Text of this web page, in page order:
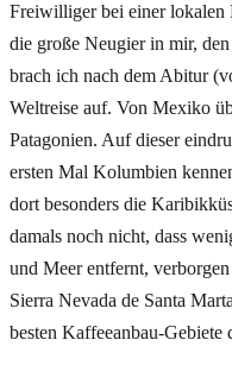
Freiwilliger bei einer lokalen
die große Neugier in mir,
brach ich nach dem Abitur
Weltreise auf. Von Mexiko
Patagonien. Auf dieser
ersten Mal Kolumbien
dort besonders die
damals noch nicht, dass
und Meer entfernt,
Sierra Nevada de Santa
besten Kaffeeanbau-Gebiete